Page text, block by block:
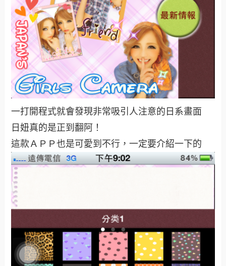
一打開程式就會發現非常吸引人注意的日系畫面
日妞真的是正到翻阿！
這款ＡＰＰ也是可愛到不行，一定要介紹一下的